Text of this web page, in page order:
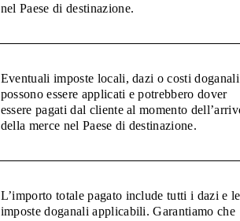
nel Paese di destinazione.
Eventuali imposte locali, dazi o costi doganali
possono essere applicati e potrebbero dover
essere pagati dal cliente al momento
della merce nel Paese di destinazione.
L’importo totale pagato include tutti i dazi e le
imposte doganali applicabili. Garantiamo che